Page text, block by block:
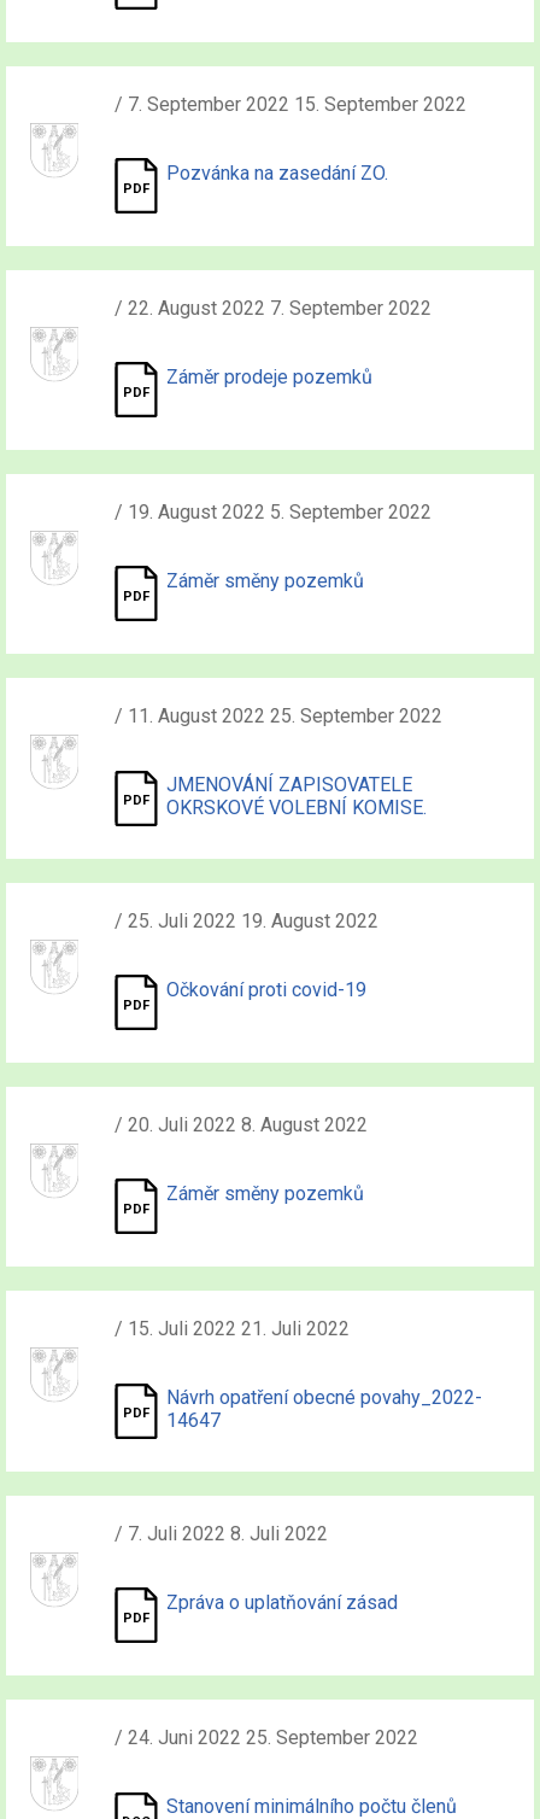
/ 7. September 2022 15. September 2022
Pozvánka na zasedání ZO.
/ 22. August 2022 7. September 2022
Záměr prodeje pozemků
/ 19. August 2022 5. September 2022
Záměr směny pozemků
/ 11. August 2022 25. September 2022
JMENOVÁNÍ ZAPISOVATELE
OKRSKOVÉ VOLEBNÍ KOMISE.
/ 25. Juli 2022 19. August 2022
Očkování proti covid-19
/ 20. Juli 2022 8. August 2022
Záměr směny pozemků
/ 15. Juli 2022 21. Juli 2022
Návrh opatření obecné povahy_2022-
14647
/ 7. Juli 2022 8. Juli 2022
Zpráva o uplatňování zásad
/ 24. Juni 2022 25. September 2022
Stanovení minimálního počtu členů